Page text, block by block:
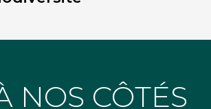
NOS CÔTÉS